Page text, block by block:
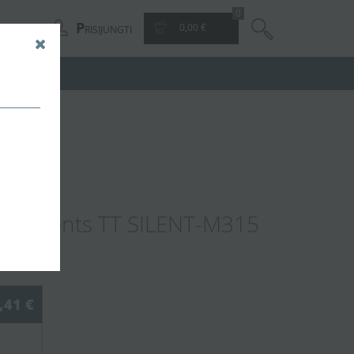
PRISIJUNGTI
0,00 €
Vents TT SILENT-M315
€